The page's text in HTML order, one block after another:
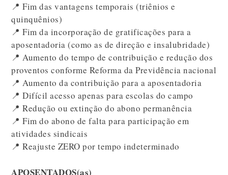
📍 Fim das vantagens temporais (triênios e
quinquênios)
📍 Fim da incorporação de gratificações para a
aposentadoria (como as de direção e insalubridade)
📍 Aumento do tempo de contribuição e redução dos
proventos conforme Reforma da Previdência nacional
📍 Aumento da contribuição para a aposentadoria
📍 Difícil acesso apenas para escolas do campo
📍 Redução ou extinção do abono permanência
📍 Fim do abono de falta para participação em
atividades sindicais
📍 Reajuste ZERO por tempo indeterminado
APOSENTADOS(as)